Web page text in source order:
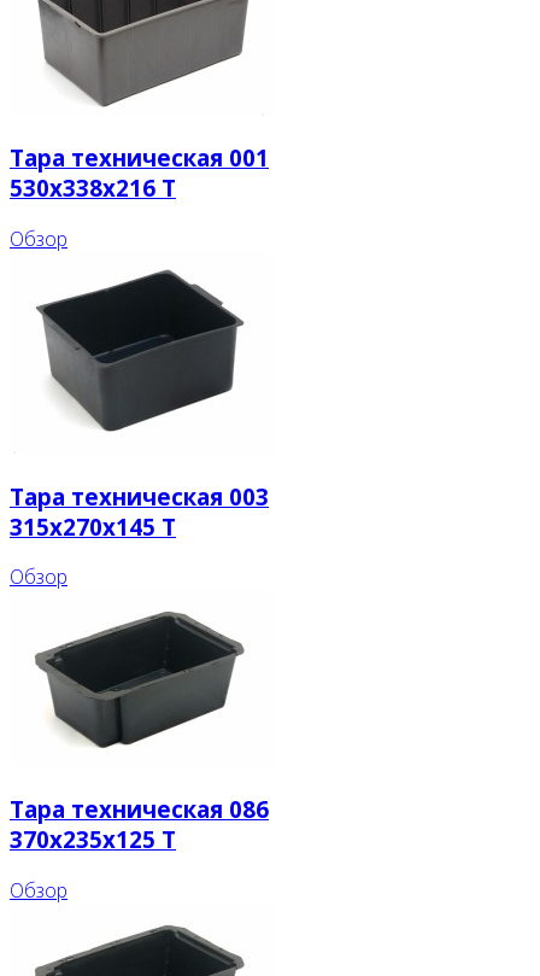
Тара техническая 001
530x338x216 T
Обзор
Тара техническая 003
315x270x145 T
Обзор
Тара техническая 086
370x235x125 T
Обзор